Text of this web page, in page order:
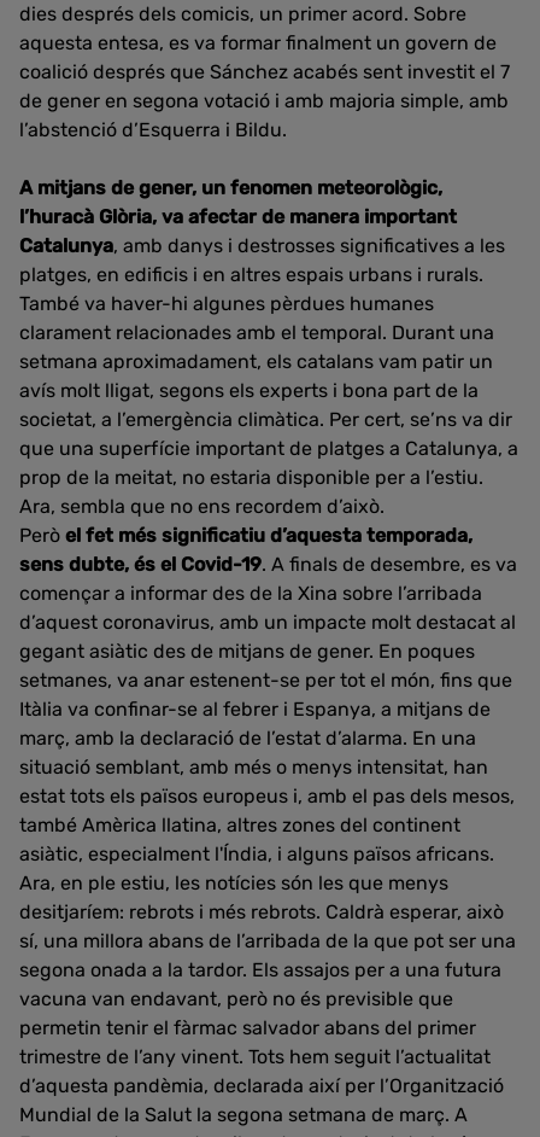
dies després dels comicis, un primer acord. Sobre
aquesta entesa, es va formar finalment un govern de
coalició després que Sánchez acabés sent investit el 7
de gener en segona votació i amb majoria simple, amb
l’abstenció d’Esquerra i Bildu.
A mitjans de gener, un fenomen meteorològic,
l’huracà Glòria, va afectar de manera important
Catalunya, amb danys i destrosses significatives a les
platges, en edificis i en altres espais urbans i rurals.
També va haver-hi algunes pèrdues humanes
clarament relacionades amb el temporal. Durant una
setmana aproximadament, els catalans vam patir un
avís molt lligat, segons els experts i bona part de la
societat, a l’emergència climàtica. Per cert, se’ns va dir
que una superfície important de platges a Catalunya, a
prop de la meitat, no estaria disponible per a l’estiu.
Ara, sembla que no ens recordem d’això.
Però el fet més significatiu d’aquesta temporada,
sens dubte, és el Covid-19. A finals de desembre, es va
començar a informar des de la Xina sobre l’arribada
d’aquest coronavirus, amb un impacte molt destacat al
gegant asiàtic des de mitjans de gener. En poques
setmanes, va anar estenent-se per tot el món, fins que
Itàlia va confinar-se al febrer i Espanya, a mitjans de
març, amb la declaració de l’estat d’alarma. En una
situació semblant, amb més o menys intensitat, han
estat tots els països europeus i, amb el pas dels mesos,
també Amèrica llatina, altres zones del continent
asiàtic, especialment l'Índia, i alguns països africans.
Ara, en ple estiu, les notícies són les que menys
desitjaríem: rebrots i més rebrots. Caldrà esperar, això
sí, una millora abans de l’arribada de la que pot ser una
segona onada a la tardor. Els assajos per a una futura
vacuna van endavant, però no és previsible que
permetin tenir el fàrmac salvador abans del primer
trimestre de l’any vinent. Tots hem seguit l’actualitat
d’aquesta pandèmia, declarada així per l’Organització
Mundial de la Salut la segona setmana de març. A